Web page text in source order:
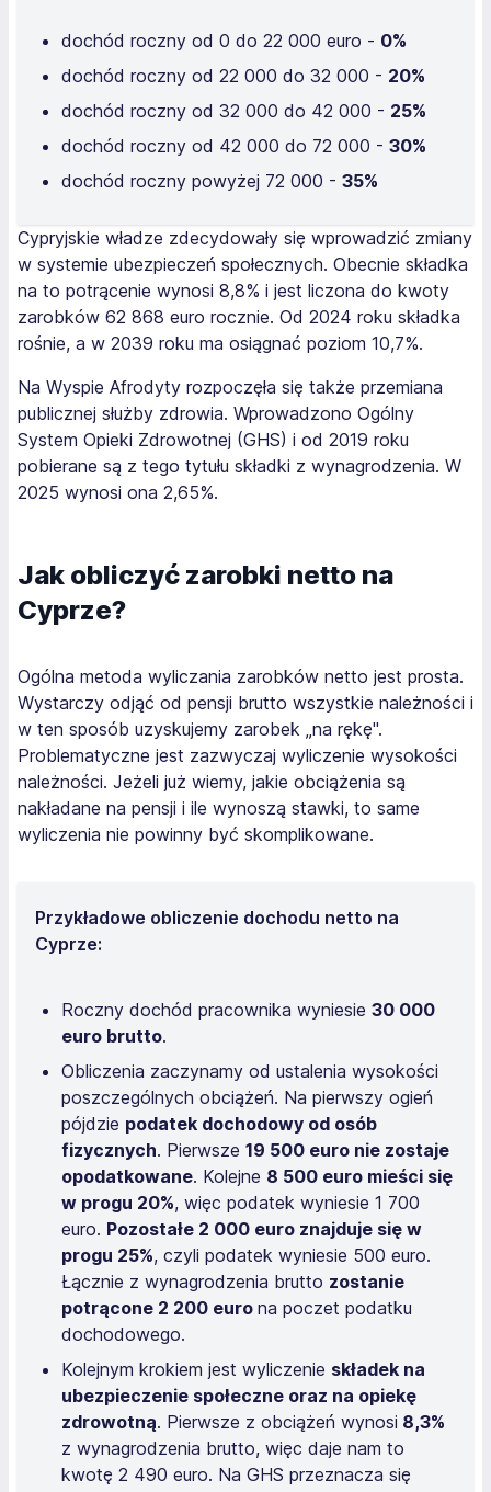
dochód roczny od 0 do 22 000 euro - 0%
dochód roczny od 22 000 do 32 000 - 20%
dochód roczny od 32 000 do 42 000 - 25%
dochód roczny od 42 000 do 72 000 - 30%
dochód roczny powyżej 72 000 - 35%
Cypryjskie władze zdecydowały się wprowadzić zmiany
w systemie ubezpieczeń społecznych. Obecnie składka
na to potrącenie wynosi 8,8% i jest liczona do kwoty
zarobków 62 868 euro rocznie. Od 2024 roku składka
rośnie, a w 2039 roku ma osiągnać poziom 10,7%.
Na Wyspie Afrodyty rozpoczęła się także przemiana
publicznej służby zdrowia. Wprowadzono Ogólny
System Opieki Zdrowotnej (GHS) i od 2019 roku
pobierane są z tego tytułu składki z wynagrodzenia. W
2025 wynosi ona 2,65%.
Jak obliczyć zarobki netto na
Cyprze?
Ogólna metoda wyliczania zarobków netto jest prosta.
Wystarczy odjąć od pensji brutto wszystkie należności i
w ten sposób uzyskujemy zarobek „na rękę".
Problematyczne jest zazwyczaj wyliczenie wysokości
należności. Jeżeli już wiemy, jakie obciążenia są
nakładane na pensji i ile wynoszą stawki, to same
wyliczenia nie powinny być skomplikowane.
Przykładowe obliczenie dochodu netto na
Cyprze:
Roczny dochód pracownika wyniesie 30 000
euro brutto.
Obliczenia zaczynamy od ustalenia wysokości
poszczególnych obciążeń. Na pierwszy ogień
pójdzie podatek dochodowy od osób
fizycznych. Pierwsze 19 500 euro nie zostaje
opodatkowane. Kolejne 8 500 euro mieści się
w progu 20%, więc podatek wyniesie 1 700
euro. Pozostałe 2 000 euro znajduje się w
progu 25%, czyli podatek wyniesie 500 euro.
Łącznie z wynagrodzenia brutto zostanie
potrącone 2 200 euro na poczet podatku
dochodowego.
Kolejnym krokiem jest wyliczenie składek na
ubezpieczenie społeczne oraz na opiekę
zdrowotną. Pierwsze z obciążeń wynosi 8,3%
z wynagrodzenia brutto, więc daje nam to
kwotę 2 490 euro. Na GHS przeznacza się